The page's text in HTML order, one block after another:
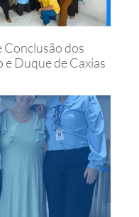
Conclusão dos
e Duque de Caxias